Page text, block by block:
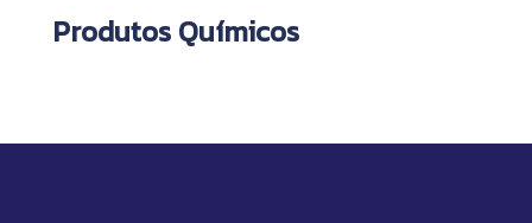
Produtos Químicos